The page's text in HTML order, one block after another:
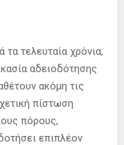
τελευταία χρόνια,
αδειοδότησης
ακόμη τις
πίστωση
πόρους,
επιπλέον